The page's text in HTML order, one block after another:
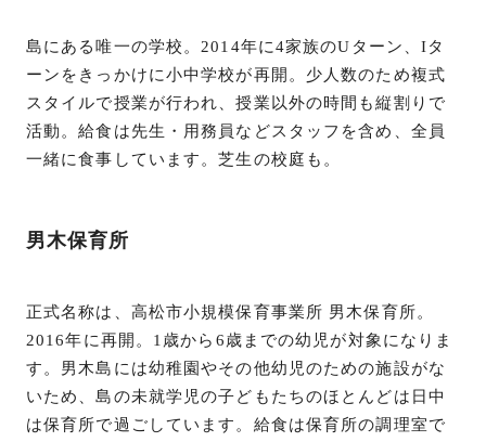
島にある唯一の学校。2014年に4家族のUターン、Iタ
ーンをきっかけに小中学校が再開。少人数のため複式
スタイルで授業が行われ、授業以外の時間も縦割りで
活動。給食は先生・用務員などスタッフを含め、全員
一緒に食事しています。芝生の校庭も。
男木保育所
正式名称は、高松市小規模保育事業所 男木保育所。
2016年に再開。1歳から6歳までの幼児が対象になりま
す。男木島には幼稚園やその他幼児のための施設がな
いため、島の未就学児の子どもたちのほとんどは日中
は保育所で過ごしています。給食は保育所の調理室で